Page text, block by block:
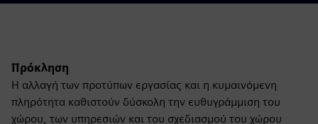
Πρόκληση
Η αλλαγή των προτύπων εργασίας και η κυμαινόμενη
πληρότητα καθιστούν δύσκολη την ευθυγράμμιση του
χώρου, των υπηρεσιών και του σχεδιασμού του χώρου